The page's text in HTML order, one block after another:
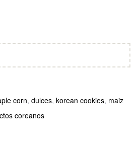
corn, dulces, korean cookies, maiz
coreanos